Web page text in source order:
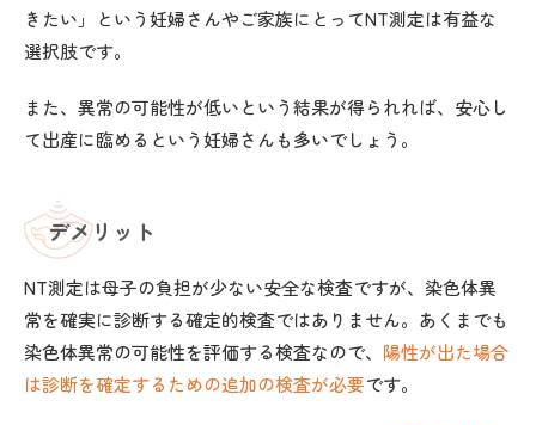
きたい」という妊婦さんやご家族にとってNT測定は有益な
選択肢です。
また、異常の可能性が低いという結果が得られれば、安心し
て出産に臨めるという妊婦さんも多いでしょう。
デメリット
NT測定は母子の負担が少ない安全な検査ですが、染色体異
常を確実に診断する確定的検査ではありません。あくまでも
染色体異常の可能性を評価する検査なので、 陽性が出た場合
は診断を確定するための追加の検査が必要です。